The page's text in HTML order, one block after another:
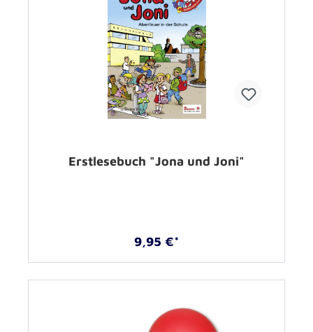
Erstlesebuch "Jona und Joni"
9,95 €*